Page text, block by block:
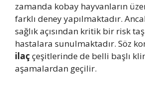
zamanda kobay hayvanların
farklı deney yapılmaktadır.
sağlık açısından kritik bir risk
hastalara sunulmaktadır. Söz
ilaç çeşitlerinde de belli başlı
aşamalardan geçilir.